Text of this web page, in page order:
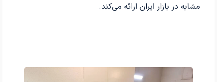
مشابه در بازار ایران ارائه می‌کند.